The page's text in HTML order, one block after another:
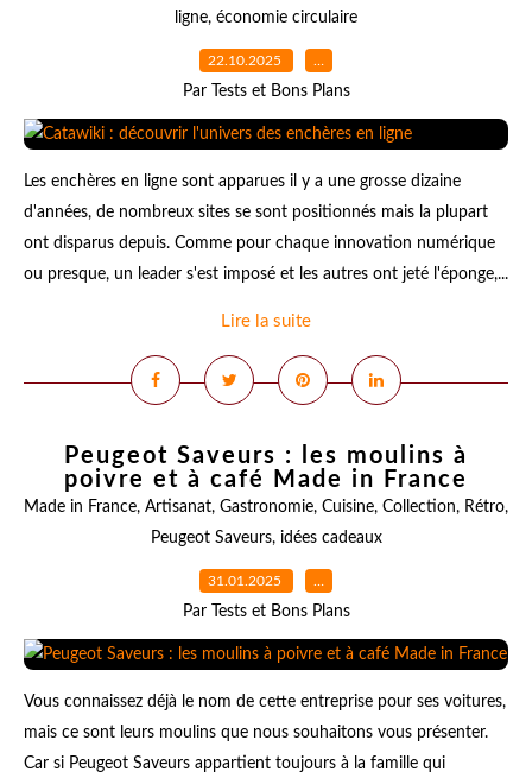
ligne, économie circulaire
22.10.2025 …
Par Tests et Bons Plans
Les enchères en ligne sont apparues il y a une grosse dizaine
d'années, de nombreux sites se sont positionnés mais la plupart
ont disparus depuis. Comme pour chaque innovation numérique
ou presque, un leader s'est imposé et les autres ont jeté l'éponge,...
Lire la suite
Peugeot Saveurs : les moulins à
poivre et à café Made in France
Made in France, Artisanat, Gastronomie, Cuisine, Collection, Rétro,
Peugeot Saveurs, idées cadeaux
31.01.2025 …
Par Tests et Bons Plans
Vous connaissez déjà le nom de cette entreprise pour ses voitures,
mais ce sont leurs moulins que nous souhaitons vous présenter.
Car si Peugeot Saveurs appartient toujours à la famille qui